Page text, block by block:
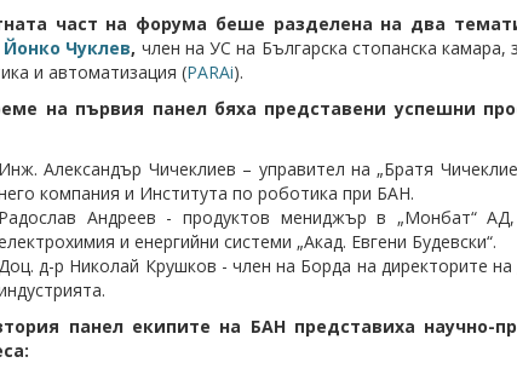
част на форума беше разделена на два
Йонко Чуклев, член на УС на Българска стопанска
и автоматизация (PARAi).
на първия панел бяха представени успешни
Инж. Александър Чичеклиев – управител на „Братя
компания и Института по роботика при БАН.
Радослав Андреев - продуктов мениджър в „Монбат“
и енергийни системи „Акад. Евгени Будевски“.
д-р Николай Крушков - член на Борда на директорите на
панел екипите на БАН представиха научно-